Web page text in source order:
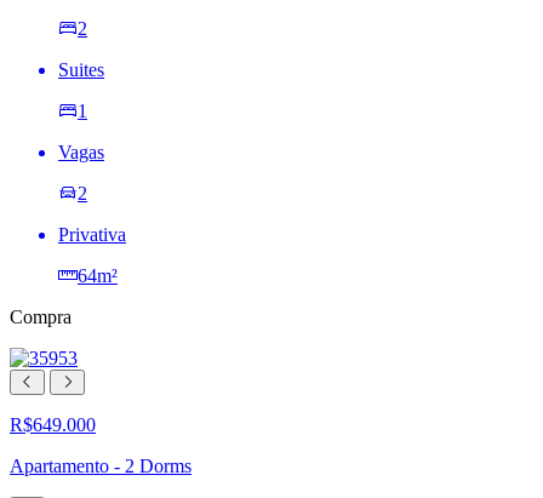
2
Suites
1
Vagas
2
Privativa
64m²
Compra
R$649.000
Apartamento - 2 Dorms